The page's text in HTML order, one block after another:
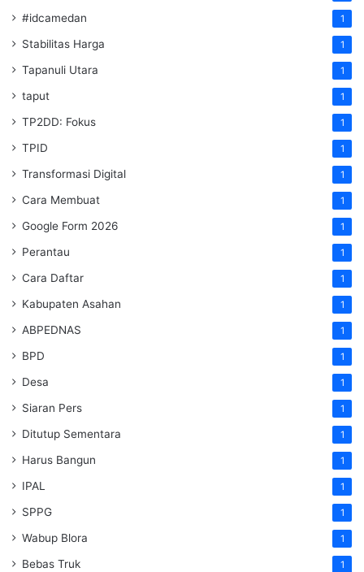
#idcamedan 1
Stabilitas Harga 1
Tapanuli Utara 1
taput 1
TP2DD: Fokus 1
TPID 1
Transformasi Digital 1
Cara Membuat 1
Google Form 2026 1
Perantau 1
Cara Daftar 1
Kabupaten Asahan 1
ABPEDNAS 1
BPD 1
Desa 1
Siaran Pers 1
Ditutup Sementara 1
Harus Bangun 1
IPAL 1
SPPG 1
Wabup Blora 1
Bebas Truk 1